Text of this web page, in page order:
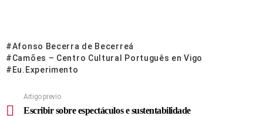
Afonso Becerra de Becerreá
Camões – Centro Cultural Português en Vigo
Eu.Experimento
Artigo previo
Escribir sobre espectáculos e sustentabilidade